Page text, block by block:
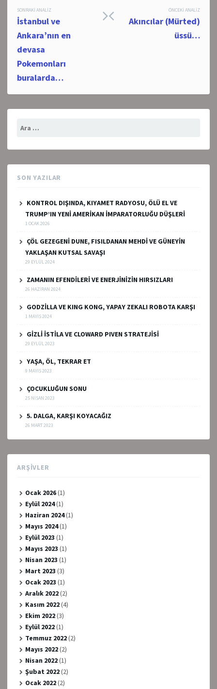
Post
navigation
ÖNCEKI ANALIZ
Akıncılar (Mürted)
üssü…
SONRAKI ANALIZ
İstanbul ve
Ankara’nın en
devasa
Pokemonları
buralarda…
SON YAZILAR
KONTROL DIŞINDA, KIYAMET RADYOSU, ÖLÜ EL VE
TRUMP’IN YENİ AMERİKAN İMPARATORLUĞU DÜŞLERİ
1 OCAK 2026
ÇÖL GEZEGENİ DUNE, FISILDANAN MEHDİ VE GÜNEYİN
YAKLAŞAN KUTSAL SAVAŞI
29 EYLÜL 2024
ZAMANIN EFENDİLERİ VE ENERJİNİZİN HIRSIZLARI
26 HAZIRAN 2024
GODZİLLA VE KING KONG, YAPAY ZEKALI ROBOTA KARŞI
1 MAYIS 2024
GİZLİ İSTİLA VE CLOWARD PIVEN STRATEJİSİ
29 EYLÜL 2023
YAŞA, ÖL, TEKRAR ET
9 MAYIS 2023
ÇOCUKLUĞUN SONU
25 NISAN 2023
5. DALGA, KARŞI KOYACAĞIZ
26 MART 2023
ARŞIVLER
Ocak 2026(1)
Eylül 2024(1)
Haziran 2024(1)
Mayıs 2024(1)
Eylül 2023 (1)
Mayıs 2023 (1)
Nisan 2023 (1)
Mart 2023 (3)
Ocak 2023 (1)
Aralık 2022(2)
Kasım 2022(4)
Ekim 2022(3)
Eylül 2022(1)
Temmuz 2022(2)
Mayıs 2022(2)
Nisan 2022(1)
Şubat 2022(2)
Ocak 2022(2)